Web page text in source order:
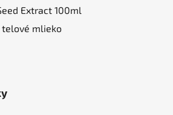
Extract 100ml
telové mlieko